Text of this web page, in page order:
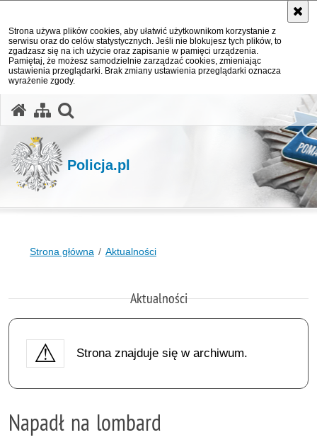
Strona używa plików cookies, aby ułatwić użytkownikom korzystanie z
serwisu oraz do celów statystycznych. Jeśli nie blokujesz tych plików, to
zgadzasz się na ich użycie oraz zapisanie w pamięci urządzenia.
Pamiętaj, że możesz samodzielnie zarządzać cookies, zmieniając
ustawienia przeglądarki. Brak zmiany ustawienia przeglądarki oznacza
wyrażenie zgody.
Policja.pl
Strona główna Aktualności
Aktualności
Strona znajduje się w archiwum.
Napadł na lombard